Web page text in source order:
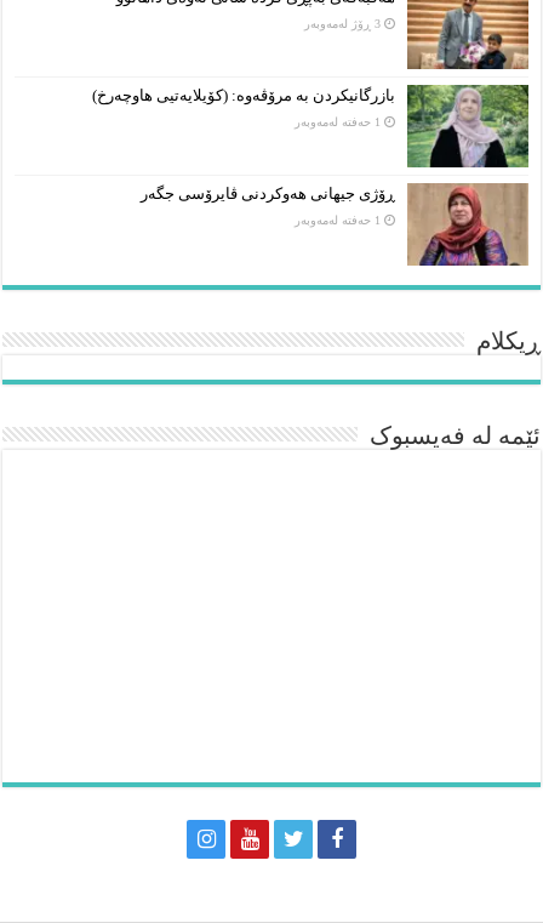
3 ڕۆژ لەمەوبەر
بازرگانیکردن بە مرۆڤەوە: (کۆیلایەتیی هاوچەرخ)
1 حەفتە لەمەوبەر
ڕۆژی جیهانی هەوکردنی ڤایرۆسی جگەر
1 حەفتە لەمەوبەر
ڕیکلام
ئێمە لە فەیسبوک